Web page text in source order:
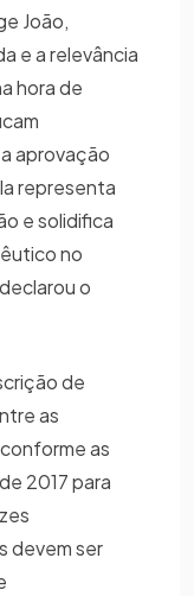
João,
e a relevância
hora de
aprovação
representa
e solidifica
no
o
de
as
as
2017 para
devem ser